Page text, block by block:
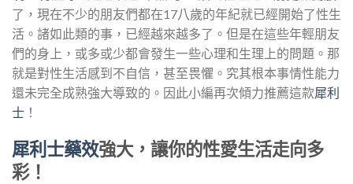
了，現在不少的朋友們都在17八歲的年紀就已經開始了性生
活。諸如此類的事，已經越來越多了。但是在這些年輕朋友
們的身上，或多或少都會發生一些心理和生理上的問題。那
就是對性生活感到不自信，甚至畏懼。究其根本事情性能力
還未完全成熟強大導致的。因此小編再次傾力推薦這款犀利
士 ！
犀利士藥效強大，讓你的性愛生活走向多
彩！